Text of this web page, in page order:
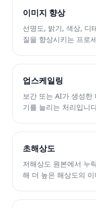
이미지 향상
선명도, 밝기, 색상, 디
질을 향상시키는 프로
업스케일링
보간 또는 AI가 생성한
기를 늘리는 처리입니
초해상도
저해상도 원본에서 누
해 더 높은 해상도의